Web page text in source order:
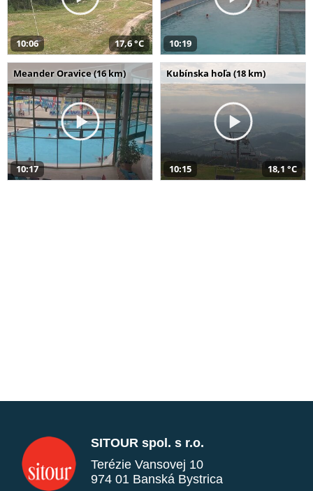
10:06 17,6 °C 10:19
Meander Oravice (16 km)
10:17
Kubínska hoľa (18 km)
10:15 18,1 °C
SITOUR spol. s r.o.
Terézie Vansovej 10
974 01 Banská Bystrica